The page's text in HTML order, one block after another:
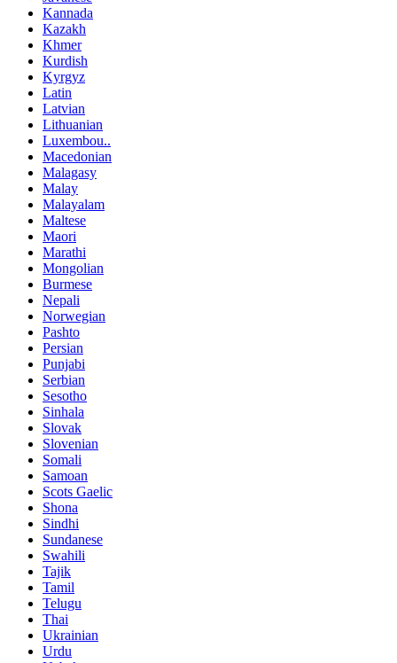
Kannada
Kazakh
Khmer
Kurdish
Kyrgyz
Latin
Latvian
Lithuanian
Luxembou..
Macedonian
Malagasy
Malay
Malayalam
Maltese
Maori
Marathi
Mongolian
Burmese
Nepali
Norwegian
Pashto
Persian
Punjabi
Serbian
Sesotho
Sinhala
Slovak
Slovenian
Somali
Samoan
Scots Gaelic
Shona
Sindhi
Sundanese
Swahili
Tajik
Tamil
Telugu
Thai
Ukrainian
Urdu